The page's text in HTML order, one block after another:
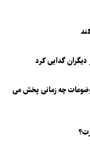
دیگران گدایی کرد
چه زمانی پخش می